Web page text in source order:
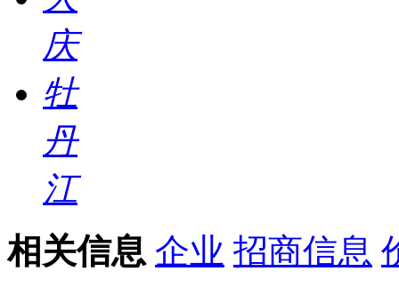
庆
牡
丹
江
相关信息 企业 招商信息